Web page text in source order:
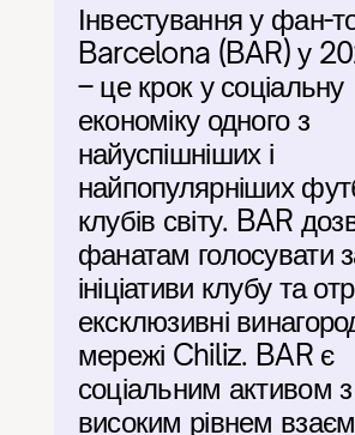
Інвестування у фан-
Barcelona (BAR) у
– це крок у соціальну
економіку одного з
найуспішніших і
найпопулярніших
клубів світу. BAR
фанатам голосувати
ініціативи клубу та
ексклюзивні
мережі Chiliz. BAR є
соціальним активом з
високим рівнем